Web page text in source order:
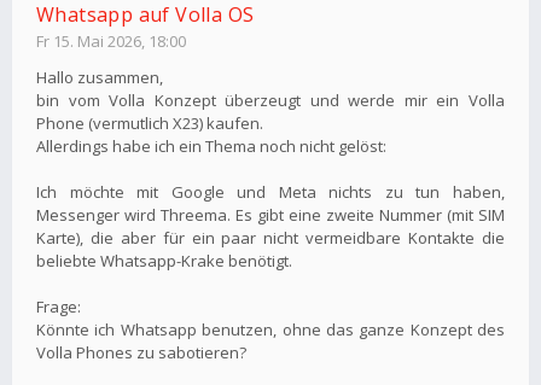
Whatsapp auf Volla OS
Fr 15. Mai 2026, 18:00
Hallo zusammen,
bin vom Volla Konzept überzeugt und werde mir ein Volla
Phone (vermutlich X23) kaufen.
Allerdings habe ich ein Thema noch nicht gelöst:
Ich möchte mit Google und Meta nichts zu tun haben,
Messenger wird Threema. Es gibt eine zweite Nummer (mit SIM
Karte), die aber für ein paar nicht vermeidbare Kontakte die
beliebte Whatsapp-Krake benötigt.
Frage:
Könnte ich Whatsapp benutzen, ohne das ganze Konzept des
Volla Phones zu sabotieren?